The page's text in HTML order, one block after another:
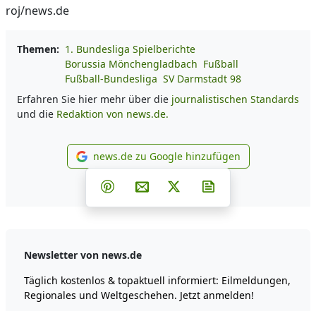
roj/news.de
Themen: 1. Bundesliga Spielberichte
Borussia Mönchengladbach Fußball
Fußball-Bundesliga SV Darmstadt 98
Erfahren Sie hier mehr über die journalistischen Standards
und die Redaktion von news.de.
news.de zu Google
news.de zu Google hinzufügen
Teilen auf Facebook
Teilen auf Whatsapp
Teilen auf Telegram
Teilen auf Pinterest
Per E-Mail teilen
Post auf X
Newsletter von news.de
Täglich kostenlos & topaktuell informiert: Eilmeldungen,
Regionales und Weltgeschehen. Jetzt anmelden!